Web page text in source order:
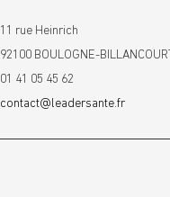
11 rue Heinrich
92100 BOULOGNE-BILLANCOURT
01 41 05 45 62
contact@leadersante.fr